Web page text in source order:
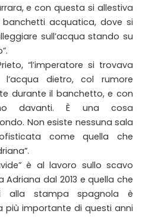
e con questa si allestiva
acquatica, dove si
sull’acqua stando su
“l’imperatore si trovava
dietro, col rumore
durante il banchetto, e con
davanti. È una cosa
Non esiste nessuna sala
come quella che
è al lavoro sullo scavo
Adriana dal 2013 e quella che
alla stampa spagnola è
più importante di questi anni